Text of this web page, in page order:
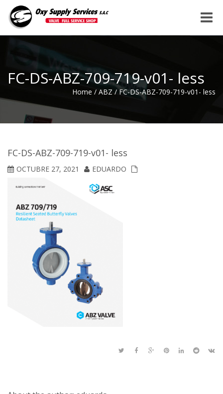
Toggle
FC-DS-ABZ-709-719-v01- less
Home / ABZ / FC-DS-ABZ-709-719-v01- less
FC-DS-ABZ-709-719-v01- less
OCTUBRE 27, 2021 EDUARDO